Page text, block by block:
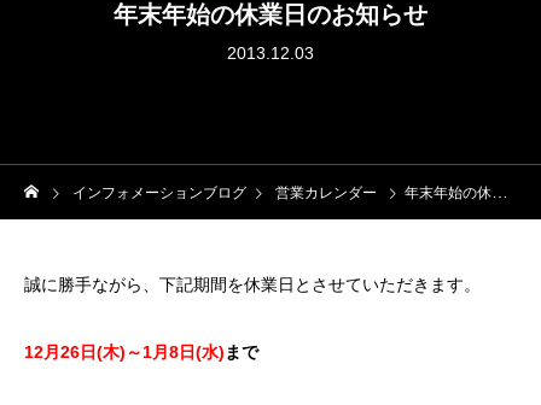
年末年始の休業日のお知らせ
2013.12.03
インフォメーションブログ 営業カレンダー 年末年始の休業日のお知らせ
誠に勝手ながら、下記期間を休業日とさせていただきます。
12月26日(木)～1月8日(水) まで